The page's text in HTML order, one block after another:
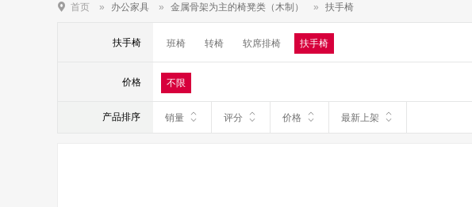
首页 办公家具 金属骨架为主的椅凳类（木制） 扶手椅
扶手椅 班椅 转椅 软席排椅 扶手椅
价格 不限
产品排序 销量 评分 价格 最新上架